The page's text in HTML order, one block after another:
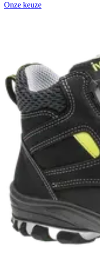
Onze keuze